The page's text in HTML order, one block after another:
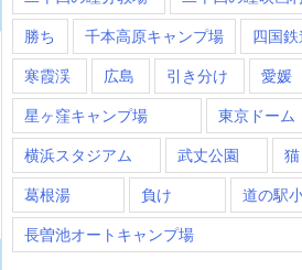
勝ち
千本高原キャンプ場 四国
寒霞渓
広島 引き分け 愛媛
星ヶ窪キャンプ場
東京ドーム
横浜スタジアム
武丈公園
葛根湯
負け
道の駅
長曽池オートキャンプ場